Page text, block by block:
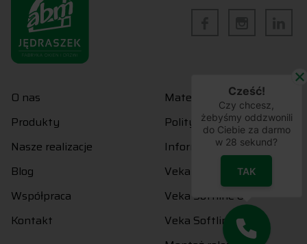
O nas
Produkty
Nasze realizacje
Blog
Współpraca
Kontakt
Materiały do pobrania
Polityka prywatności
Informacje prawne
Veka Perfectline
Veka Softline 82
Veka Softline 76
Cześć!
Czy chcesz,
żebyśmy oddzwonili
do Ciebie za darmo
w 28 sekund?
TAK